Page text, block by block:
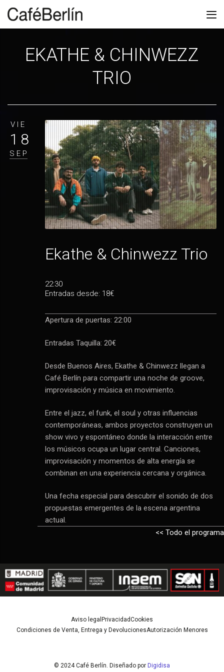
EKATHE & CHINWEZZ
TRIO
VIE
18
SEP
Ekathe & Chinwezz Trio
22:30
Entradas desde: 18€
Apertura de puertas: 22:00
Entradas Taquilla: 20€
Desde Buenos Aires, Ekathe & Chinwezz llegan a
Café Berlín para compartir una noche de groove,
improvisación y música en movimiento.
Entre el jazz, el funk, el soul y otras influencias
contemporáneas, ambos proyectos construyen un
show vivo y espontáneo donde la interacción entre
los músicos ocupa un lugar central. Canciones,
improvisación y momentos de alta energía se
combinan en una experiencia cercana y orgánica.
Una fecha especial para descubrir el sonido de dos
propuestas emergentes de la escena argentina
actual.
<< Todo el programa
© 2024 Café Berlín. Diseñado por Digidisa
Aviso legal PrivacidadCookies
Condiciones de Venta, Entrega y DevolucionesAutorización Menores